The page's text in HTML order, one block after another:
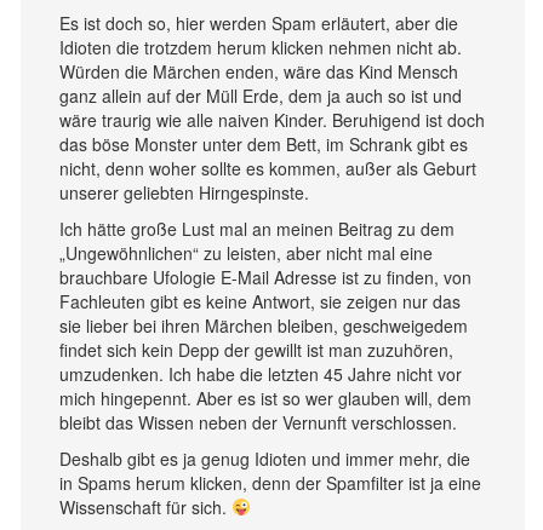
Es ist doch so, hier werden Spam erläutert, aber die
Idioten die trotzdem herum klicken nehmen nicht ab.
Würden die Märchen enden, wäre das Kind Mensch
ganz allein auf der Müll Erde, dem ja auch so ist und
wäre traurig wie alle naiven Kinder. Beruhigend ist doch
das böse Monster unter dem Bett, im Schrank gibt es
nicht, denn woher sollte es kommen, außer als Geburt
unserer geliebten Hirngespinste.
Ich hätte große Lust mal an meinen Beitrag zu dem
„Ungewöhnlichen“ zu leisten, aber nicht mal eine
brauchbare Ufologie E-Mail Adresse ist zu finden, von
Fachleuten gibt es keine Antwort, sie zeigen nur das
sie lieber bei ihren Märchen bleiben, geschweigedem
findet sich kein Depp der gewillt ist man zuzuhören,
umzudenken. Ich habe die letzten 45 Jahre nicht vor
mich hingepennt. Aber es ist so wer glauben will, dem
bleibt das Wissen neben der Vernunft verschlossen.
Deshalb gibt es ja genug Idioten und immer mehr, die
in Spams herum klicken, denn der Spamfilter ist ja eine
Wissenschaft für sich.